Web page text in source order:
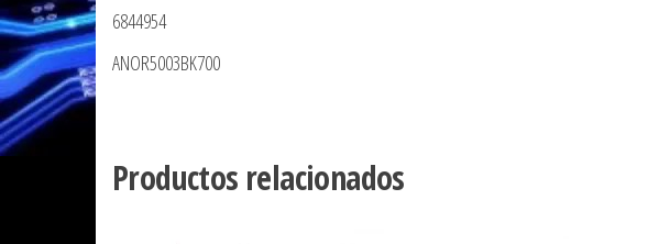
6844954
ANOR5003BK700
Productos relacionados